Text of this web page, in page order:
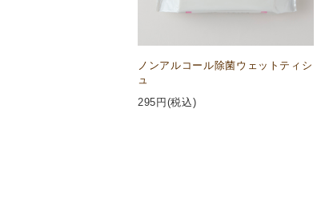
ノンアルコール除菌ウェットティシ
ュ
295 円(税込)